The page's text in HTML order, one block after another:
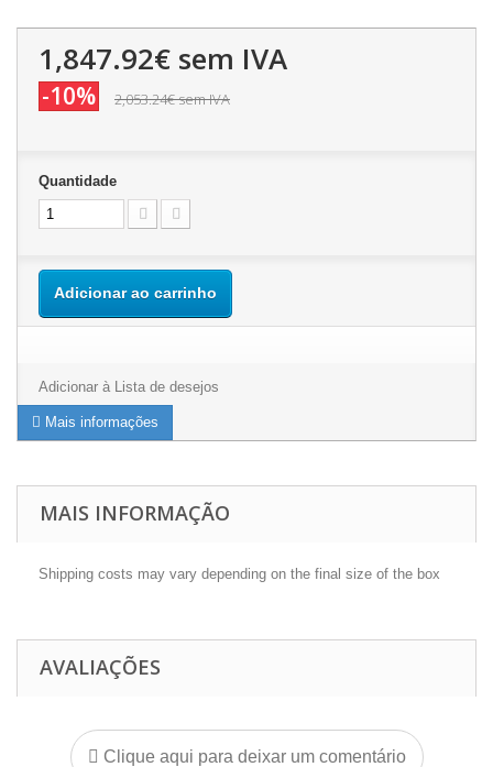
1,847.92€ sem IVA
-10% 2,053.24€sem IVA
Quantidade
Adicionar ao carrinho
Adicionar à Lista de desejos
Mais informações
MAIS INFORMAÇÃO
Shipping costs may vary depending on the final size of the box
AVALIAÇÕES
Clique aqui para deixar um comentário